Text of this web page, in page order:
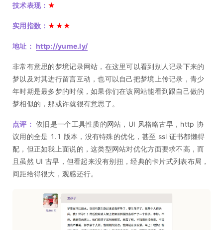
技术表现： ★
实用指数： ★★★
地址： http://yume.ly/
非常有意思的梦境记录网站，在这里可以看到别人记录下来的
梦以及对其进行留言互动，也可以自己把梦境上传记录，青少
年时期是最多梦的时候，如果你们在该网站能看到跟自己做的
梦相似的，那或许就很有意思了。
点评： 依旧是一个工具性质的网站，UI 风格略古早，http 协
议用的全是 1.1 版本，没有特殊的优化，甚至 ssl 证书都懒得
配，但正如我上面说的，这类型网站对优化方面要求不高，而
且虽然 UI 古早，但看起来没有别扭，经典的卡片式列表布局，
间距给得很大，观感还行。